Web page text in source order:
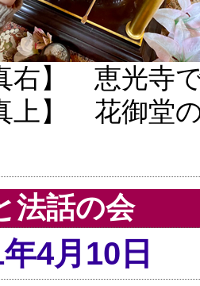
右】 恵光寺
上】 花御堂
法話の会
4月10日